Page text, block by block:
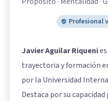
Profesional
Javier Aguilar Riqueni
trayectoria y formación
por la Universidad
Destaca por su